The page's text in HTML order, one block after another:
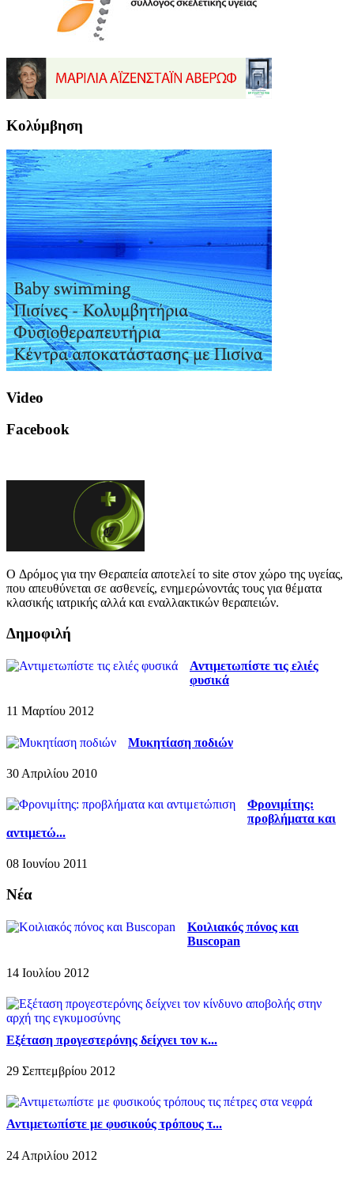
Κολύμβηση
Video
Facebook
O Δρόμος για την Θεραπεία αποτελεί το site στον χώρο της υγείας,
που απευθύνεται σε ασθενείς, ενημερώνοντάς τους για θέματα
κλασικής ιατρικής αλλά και εναλλακτικών θεραπειών.
Δημοφιλή
Αντιμετωπίστε τις ελιές
φυσικά
11 Μαρτίου 2012
Μυκητίαση ποδιών
30 Απριλίου 2010
Φρονιμίτης:
προβλήματα και
αντιμετώ...
08 Ιουνίου 2011
Νέα
Κοιλιακός πόνος και
Buscopan
14 Ιουλίου 2012
Εξέταση προγεστερόνης δείχνει τον κ...
29 Σεπτεμβρίου 2012
Αντιμετωπίστε με φυσικούς τρόπους τ...
24 Απριλίου 2012